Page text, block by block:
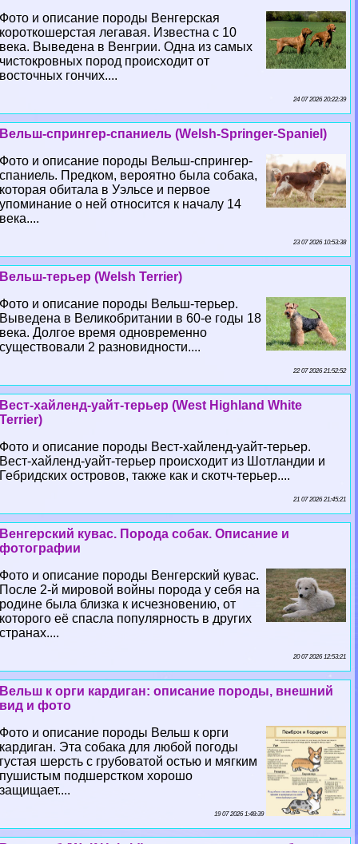
Фото и описание породы Венгерская
короткошерстая легавая. Известна с 10
века. Выведена в Венгрии. Одна из самых
чистокровных пород происходит от
восточных гончих....
24 07 2026 20:22:39
Вельш-спрингер-спаниель (Welsh-Springer-Spaniel)
Фото и описание породы Вельш-спрингер-
спаниель. Предком, вероятно была собака,
которая обитала в Уэльсе и первое
упоминание о ней относится к началу 14
века....
23 07 2026 10:53:38
Вельш-терьер (Welsh Terrier)
Фото и описание породы Вельш-терьер.
Выведена в Великобритании в 60-е годы 18
века. Долгое время одновременно
существовали 2 разновидности....
22 07 2026 21:52:52
Вест-хайленд-уайт-терьер (West Highland White
Terrier)
Фото и описание породы Вест-хайленд-уайт-терьер.
Вест-хайленд-уайт-терьер происходит из Шотландии и
Гебридских островов, также как и скотч-терьер....
21 07 2026 21:45:21
Венгерский кувас. Порода собак. Описание и
фотографии
Фото и описание породы Венгерский кувас.
После 2-й мировой войны порода у себя на
родине была близка к исчезновению, от
которого её спасла популярность в других
странах....
20 07 2026 12:53:21
Вельш к opги кардиган: описание породы, внешний
вид и фото
Фото и описание породы Вельш к opги
кардиган. Эта собака для любой погоды
густая шерсть с грубоватой остью и мягким
пушистым подшерстком хорошо
защищает....
19 07 2026 1:48:39